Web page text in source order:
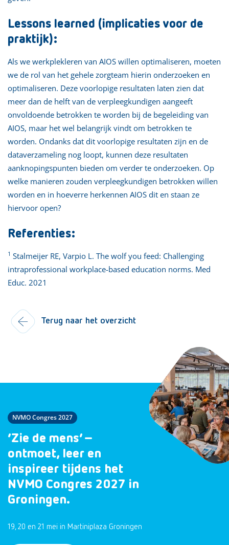
Lessons learned (implicaties voor de
praktijk):
Als we werkplekleren van AIOS willen optimaliseren, moeten
we de rol van het gehele zorgteam hierin onderzoeken en
optimaliseren. Deze voorlopige resultaten laten zien dat
meer dan de helft van de verpleegkundigen aangeeft
onvoldoende betrokken te worden bij de begeleiding van
AIOS, maar het wel belangrijk vindt om betrokken te
worden. Ondanks dat dit voorlopige resultaten zijn en de
dataverzameling nog loopt, kunnen deze resultaten
aanknopingspunten bieden om verder te onderzoeken. Op
welke manieren zouden verpleegkundigen betrokken willen
worden en in hoeverre herkennen AIOS dit en staan ze
hiervoor open?
Referenties:
1 Stalmeijer RE, Varpio L. The wolf you feed: Challenging
intraprofessional workplace-based education norms. Med
Educ. 2021
Terug naar het overzicht
NVMO Congres 2027
‘Zie de mens’ –
ontmoet, leer en
inspireer tijdens het
NVMO Congres 2027 in
Groningen.
19, 20 en 21 mei in Martiniplaza Groningen